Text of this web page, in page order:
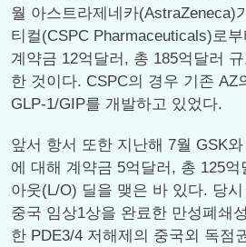
월 아스트라제네카(AstraZeneca)
티컬(CSPC Pharmaceuticals)로
계약금 12억달러, 총 185억달러
한 것이다. CSPC의 경우 기존 AZ
GLP-1/GIP를 개발하고 있었다.
앞서 항서 또한 지난해 7월 GSK
에 대해 계약금 5억달러, 총 125
아웃(L/O) 딜을 맺은 바 있다. 당
중국 임상1상을 완료한 만성폐쇄
한 PDE3/4 저해제의 중국외 독점